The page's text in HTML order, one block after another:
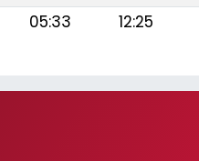
05:33 12:25